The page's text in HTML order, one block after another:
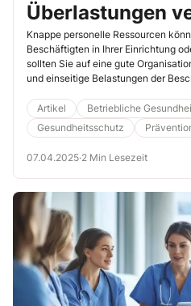
Überlastungen
Knappe personelle Ressourcen
Beschäftigten in Ihrer Einrichtung
sollten Sie auf eine gute
und einseitige Belastungen der
Artikel
Betriebliche
Gesundheitsschutz
07.04.2025·2 Min Lesezeit